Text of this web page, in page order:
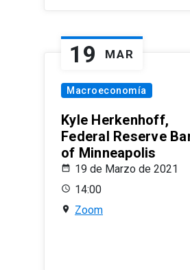
19 MAR
Macroeconomía
Kyle Herkenhoff,
Federal Reserve
of Minneapolis
19 de Marzo de 2021
14:00
Zoom